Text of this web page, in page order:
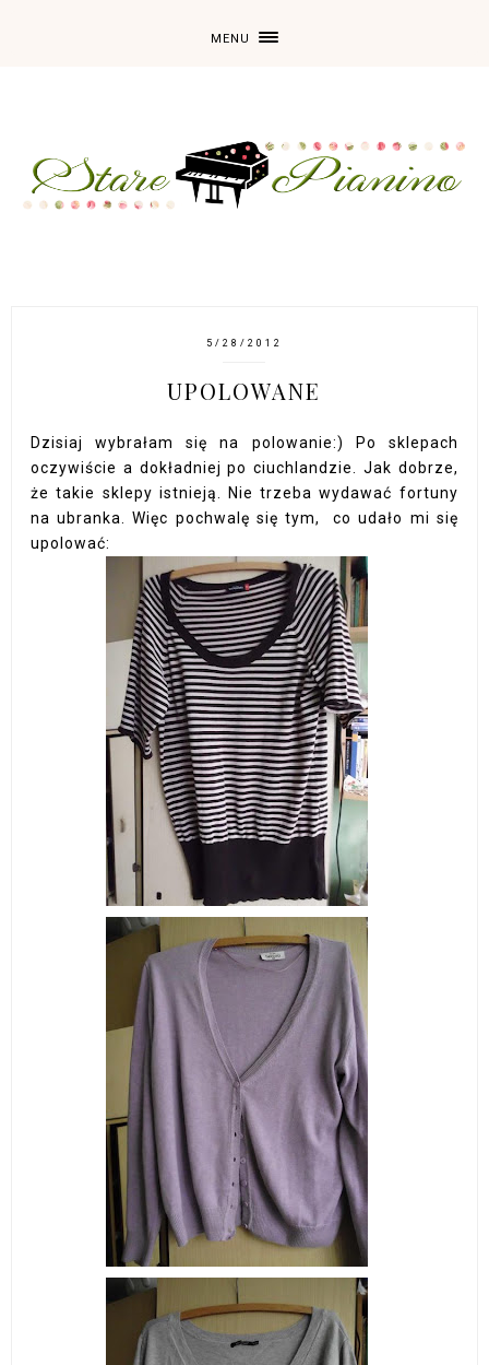
MENU
5/28/2012
UPOLOWANE
Dzisiaj wybrałam się na polowanie:) Po sklepach
oczywiście a dokładniej po ciuchlandzie. Jak dobrze,
że takie sklepy istnieją. Nie trzeba wydawać fortuny
na ubranka. Więc pochwalę się tym, co udało mi się
upolować: